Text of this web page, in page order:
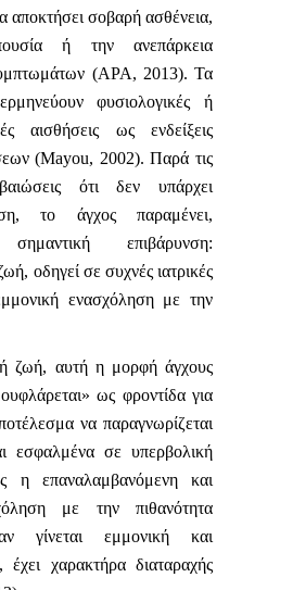
αποκτήσει σοβαρή ασθένεια,
ή την ανεπάρκεια
(APA, 2013). Τα
φυσιολογικές ή
αισθήσεις ως ενδείξεις
(Mayou, 2002). Παρά τις
ότι δεν υπάρχει
το άγχος παραμένει,
σημαντική επιβάρυνση:
οδηγεί σε συχνές ιατρικές
ενασχόληση με την
ζωή, αυτή η μορφή άγχους
ως φροντίδα για
να παραγνωρίζεται
εσφαλμένα σε υπερβολική
η επαναλαμβανόμενη και
με την πιθανότητα
γίνεται εμμονική και
έχει χαρακτήρα διαταραχής